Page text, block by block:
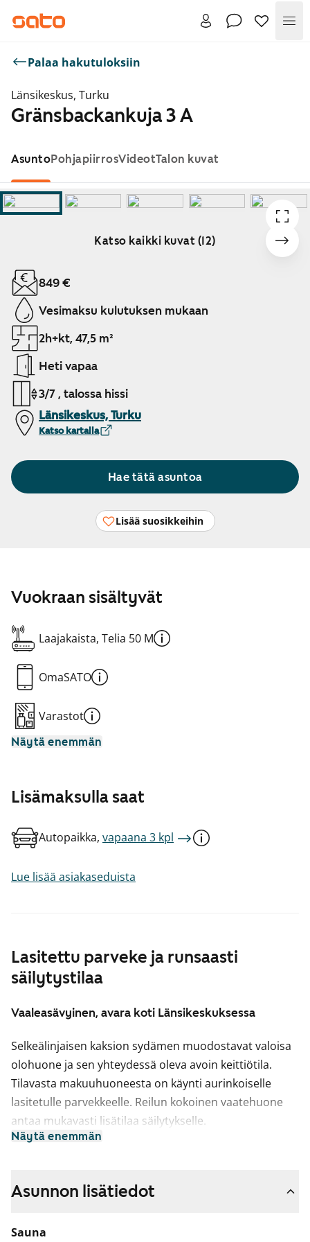
Palaa hakutuloksiin
Länsikeskus, Turku
Gränsbackankuja 3 A
AsuntoPohjapiirrosVideotTalon kuvat
Katso kaikki kuvat (12)
Näytetään dia 1 / 12
849 €
Vesimaksu kulutuksen mukaan
2h+kt, 47,5 m²
Heti vapaa
3/7 , talossa hissi
Länsikeskus, Turku
Katso kartalla
Hae tätä asuntoa
Lisää suosikkeihin
Lasitettu parveke ja runsaasti
säilytystilaa
Vaaleasävyinen, avara koti Länsikeskuksessa
Selkeälinjaisen kaksion sydämen muodostavat valoisa
olohuone ja sen yhteydessä oleva avoin keittiötila.
Tilavasta makuuhuoneesta on käynti aurinkoiselle
lasitetulle parvekkeelle. Reilun kokoinen vaatehuone
antaa mukavasti lisätilaa säilytykselle.
eteisten komerot ovat valkoiset. Lattiat ovat vaalean
ja laminaattityötasot ovat valkean puun sävyiset. Ylä- ja
Näytä enemmän
Vuokraan sisältyvät
Laajakaista, Telia 50 M
OmaSATO
Varastot
Näytä enemmän
Lisämaksulla saat
Autopaikka, vapaana 3 kpl
Lue lisää asiakaseduista
Asunnon lisätiedot
Sauna